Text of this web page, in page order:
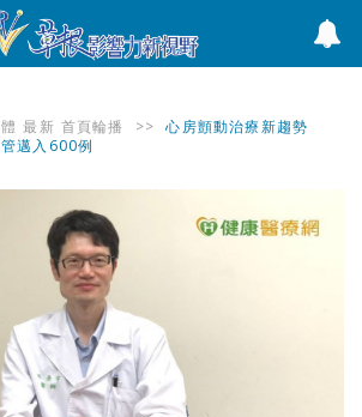
最新 首頁輪播 >>
心房顫動治療新趨勢
邁入600例